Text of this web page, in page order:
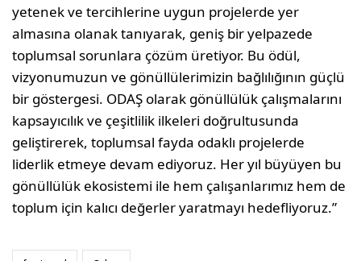
yetenek ve tercihlerine uygun projelerde yer
almasına olanak tanıyarak, geniş bir yelpazede
toplumsal sorunlara çözüm üretiyor. Bu ödül,
vizyonumuzun ve gönüllülerimizin bağlılığının güçlü
bir göstergesi. ODAŞ olarak gönüllülük çalışmalarını
kapsayıcılık ve çeşitlilik ilkeleri doğrultusunda
geliştirerek, toplumsal fayda odaklı projelerde
liderlik etmeye devam ediyoruz. Her yıl büyüyen bu
gönüllülük ekosistemi ile hem çalışanlarımız hem de
toplum için kalıcı değerler yaratmayı hedefliyoruz.”